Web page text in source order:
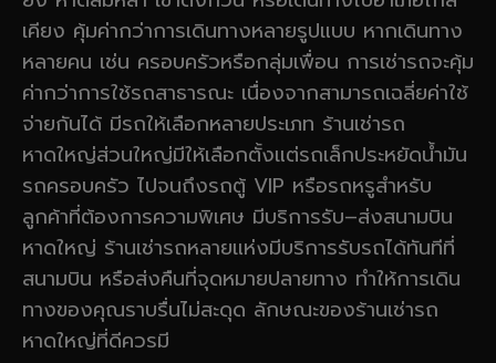
เคียง คุ้มค่ากว่าการเดินทางหลายรูปแบบ หากเดินทาง
หลายคน เช่น ครอบครัวหรือกลุ่มเพื่อน การเช่ารถจะคุ้ม
ค่ากว่าการใช้รถสาธารณะ เนื่องจากสามารถเฉลี่ยค่าใช้
จ่ายกันได้ มีรถให้เลือกหลายประเภท ร้านเช่ารถ
หาดใหญ่ส่วนใหญ่มีให้เลือกตั้งแต่รถเล็กประหยัดน้ำมัน
รถครอบครัว ไปจนถึงรถตู้ VIP หรือรถหรูสำหรับ
ลูกค้าที่ต้องการความพิเศษ มีบริการรับ–ส่งสนามบิน
หาดใหญ่ ร้านเช่ารถหลายแห่งมีบริการรับรถได้ทันทีที่
สนามบิน หรือส่งคืนที่จุดหมายปลายทาง ทำให้การเดิน
ทางของคุณราบรื่นไม่สะดุด ลักษณะของร้านเช่ารถ
หาดใหญ่ที่ดีควรมี